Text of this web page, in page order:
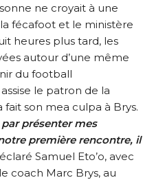
ne croyait à une
fécafoot et le ministère
heures plus tard, les
autour d’une même
du football
le patron de la
fait son mea culpa à Brys.
présenter mes
première rencontre, il
Samuel Eto’o, avec
coach Marc Brys, au